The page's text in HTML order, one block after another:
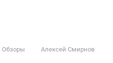
Обзоры Алексей Смирнов